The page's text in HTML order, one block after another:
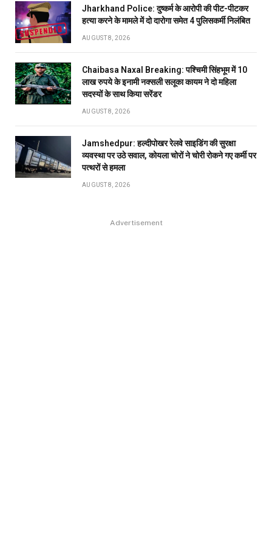
Jharkhand Police: दुष्कर्म के आरोपी की पीट-पीटकर
हत्या करने के मामले में दो दारोगा समेत 4 पुलिसकर्मी निलंबित
AUGUST 8, 2026
Chaibasa Naxal Breaking: पश्चिमी सिंहभूम में 10
लाख रुपये के इनामी नक्सली सलूका कायम ने दो महिला
सदस्यों के साथ किया सरेंडर
AUGUST 8, 2026
Jamshedpur: हल्दीपोखर रेलवे साइडिंग की सुरक्षा
व्यवस्था पर उठे सवाल, कोयला चोरों ने चोरी रोकने गए कर्मी पर
पत्थरों से हमला
AUGUST 8, 2026
Advertisement